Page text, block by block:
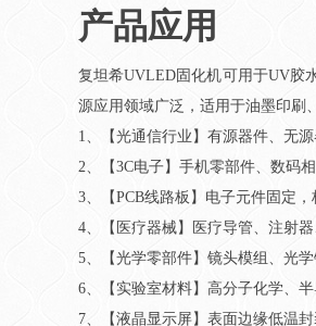
产品应用
复坦希UVLED固化机可用于UV胶
源应用领域广泛，适用于油墨印刷
1、【光通信行业】有源器件、无
2、【3C电子】手机零部件、数码
3、【PCB线路板】电子元件固定
4、【医疗器械】医疗导管、注射
5、【光学零部件】镜头模组、光
6、【实验室材料】高分子化学、半
7、【液晶显示屏】表面边缘低温封